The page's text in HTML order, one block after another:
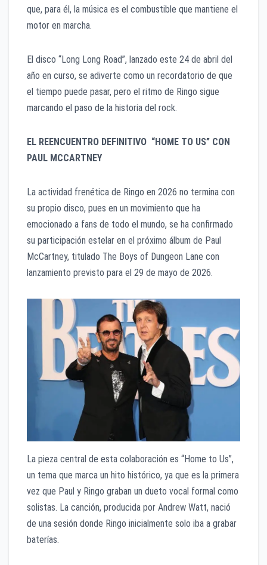
que, para él, la música es el combustible que mantiene el
motor en marcha.
El disco “Long Long Road”, lanzado este 24 de abril del
año en curso, se adiverte como un recordatorio de que
el tiempo puede pasar, pero el ritmo de Ringo sigue
marcando el paso de la historia del rock.
EL REENCUENTRO DEFINITIVO “HOME TO US” CON
PAUL MCCARTNEY
La actividad frenética de Ringo en 2026 no termina con
su propio disco, pues en un movimiento que ha
emocionado a fans de todo el mundo, se ha confirmado
su participación estelar en el próximo álbum de Paul
McCartney, titulado The Boys of Dungeon Lane con
lanzamiento previsto para el 29 de mayo de 2026.
La pieza central de esta colaboración es “Home to Us”,
un tema que marca un hito histórico, ya que es la primera
vez que Paul y Ringo graban un dueto vocal formal como
solistas. La canción, producida por Andrew Watt, nació
de una sesión donde Ringo inicialmente solo iba a grabar
baterías.